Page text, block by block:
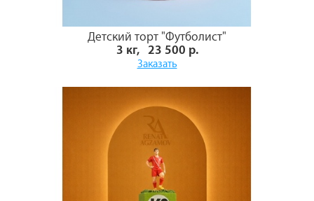
Детский торт "Футболист"
3 кг, 23 500 р.
Заказать